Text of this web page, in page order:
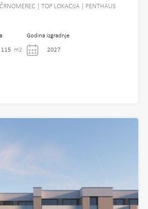
| TOP LOKACIJA | PENTHAUS
115 m2
Godina izgradnje
2027